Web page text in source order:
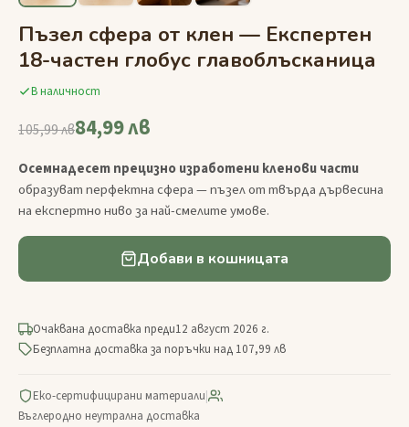
Пъзел сфера от клен — Експертен
18-частен глобус главоблъсканица
В наличност
105,99 лв84,99 лв
Осемнадесет прецизно изработени кленови части
образуват перфектна сфера — пъзел от твърда дървесина
на експертно ниво за най-смелите умове.
Добави в кошницата
Очаквана доставка преди12 август 2026 г.
Безплатна доставка за поръчки над 107,99 лв
Еко-сертифицирани материали|
Въглеродно неутрална доставка